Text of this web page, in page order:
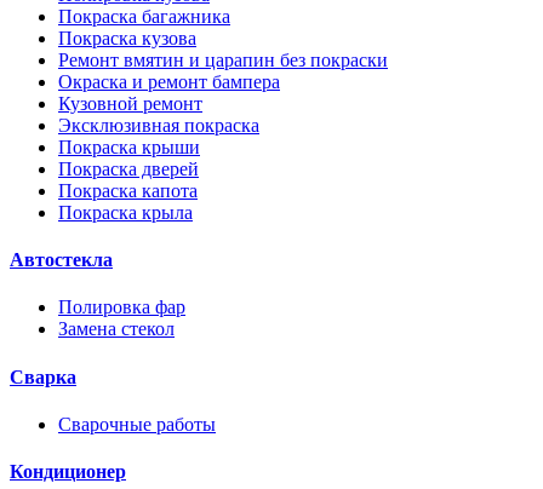
Покраска багажника
Покраска кузова
Ремонт вмятин и царапин без покраски
Окраска и ремонт бампера
Кузовной ремонт
Эксклюзивная покраска
Покраска крыши
Покраска дверей
Покраска капота
Покраска крыла
Автостекла
Полировка фар
Замена стекол
Сварка
Сварочные работы
Кондиционер